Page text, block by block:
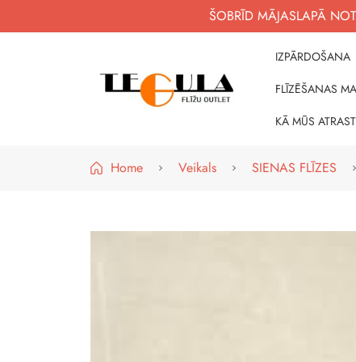
ŠOBRĪD MĀJASLAPĀ
KVALITATĪVAS FLĪZES PAR PIEEJAMĀM
IZPĀRDOŠANA
FLĪZĒŠANAS
KĀ MŪS
Home Veikals SIENAS FLĪZES